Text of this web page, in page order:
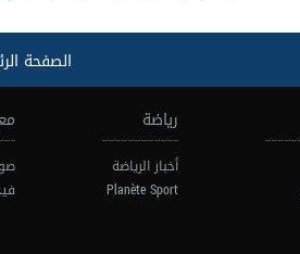
الصفحة
رياضة
أخبار الرياضة
Planète Sport